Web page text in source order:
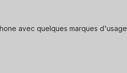
avec quelques marques d'usage